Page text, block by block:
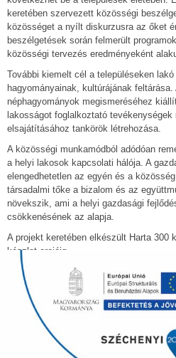
keretében szervezett közösségi
közösséget a nyílt diskurzusra az őket
beszélgetések során felmerült
közösségi tervezés eredményeként
További kiemelt cél a településeken
hagyományainak, kultúrájának
néphagyományok megismeréséhez
lakosságot foglalkoztató tevékenységek
elsajátításához tankörök létrehozása.
A közösségi munkamódból adódóan
a helyi lakosok kapcsolati hálója. A
elengedhetetlen az egyén és a
társadalmi tőke a bizalom és az
növekszik, ami a helyi gazdasági
csökkenésének az alapja.
A projekt keretében elkészült Harta 300
készlet erejéig.
Projektmegvalósítás bemutatása és
Közösségi felmérés
Közösségi interjúk összefoglalása
A könyv lapozható formában az alábbi